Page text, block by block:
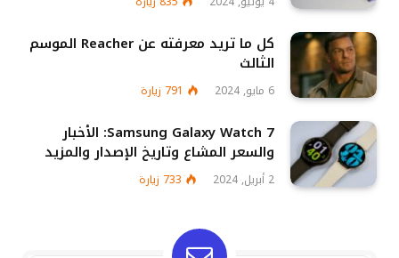
كل ما تريد معرفته عن Reacher الموسم
الثالث
6 مايو, 2024 791 زيارة
Samsung Galaxy Watch 7: الأخبار
والسعر المشاع وتاريخ الإصدار والمزيد
2 أبريل, 2024 733 زيارة